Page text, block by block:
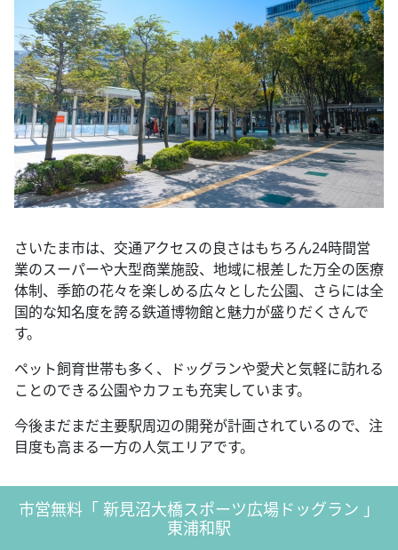
さいたま市は、交通アクセスの良さはもちろん24時間営
業のスーパーや大型商業施設、地域に根差した万全の医療
体制、季節の花々を楽しめる広々とした公園、さらには全
国的な知名度を誇る鉄道博物館と魅力が盛りだくさんで
す。
ペット飼育世帯も多く、ドッグランや愛犬と気軽に訪れる
ことのできる公園やカフェも充実しています。
今後まだまだ主要駅周辺の開発が計画されているので、注
目度も高まる一方の人気エリアです。
市営無料「 新見沼大橋スポーツ広場ドッグラン 」
東浦和駅